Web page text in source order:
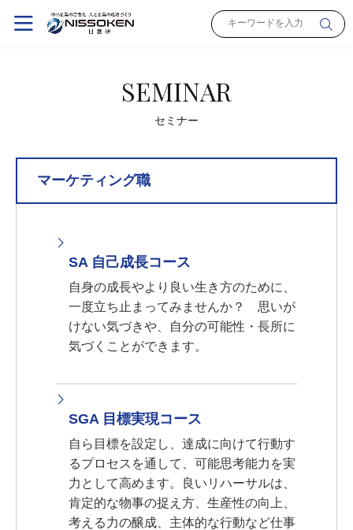
SEMINAR
セミナー
マーケティング職
SA 自己成長コース
自身の成長やより良い生き方のために、
一度立ち止まってみませんか？ 思いが
けない気づきや、自分の可能性・長所に
気づくことができます。
SGA 目標実現コース
自ら目標を設定し、達成に向けて行動す
るプロセスを通して、可能思考能力を実
力として高めます。良いリハーサルは、
肯定的な物事の捉え方、生産性の向上、
考える力の醸成、主体的な行動など仕事